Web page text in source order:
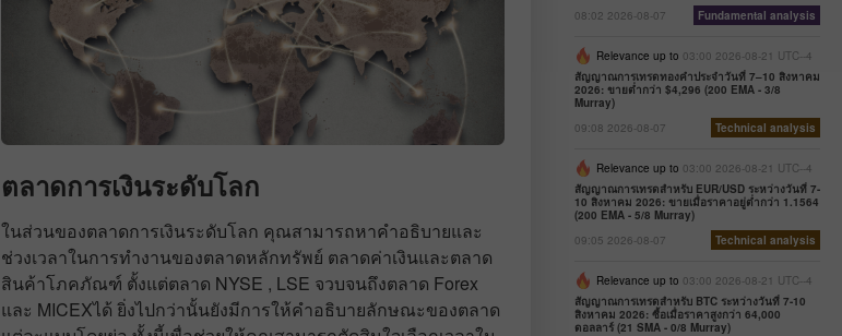
ตลาดการเงินระดับโลก
ในส่วนของตลาดการเงินระดับโลก คุณสามารถหาคำอธิบายและ
ช่วงเวลาในการทำงานของตลาดหลักทรัพย์ ตลาดค่าเงินและตลาด
สินค้าโภคภัณฑ์ ตั้งแต่ตลาด NYSE , LSE จวบจนถึงตลาด Forex
และ MICEXได้ ยิ่งไปกว่านั้นยังมีการให้คำอธิบายลักษณะของตลาด
08:02 2026-08-07
Fundamental analysis
Relevance up to 03:00 2026-08-21 UTC--4
สัญญาณการเทรดทองคำประจำวันที่ 7–10 สิงหาคม
2026: ขายต่ำกว่า $4,296 (200 EMA - 3/8
Murray)
09:08 2026-08-07
Technical analysis
Relevance up to 03:00 2026-08-21 UTC--4
สัญญาณการเทรดสำหรับ EUR/USD ระหว่างวันที่ 7-
10 สิงหาคม 2026: ขายเมื่อราคาอยู่ต่ำกว่า 1.1564
(200 EMA - 5/8 Murray)
09:05 2026-08-07
Technical analysis
Relevance up to 03:00 2026-08-21 UTC--4
สัญญาณการเทรดสำหรับ BTC ระหว่างวันที่ 7-10
สิงหาคม 2026: ซื้อเมื่อราคาสูงกว่า 64,000
ดอลลาร์ (21 SMA - 0/8 Murray)